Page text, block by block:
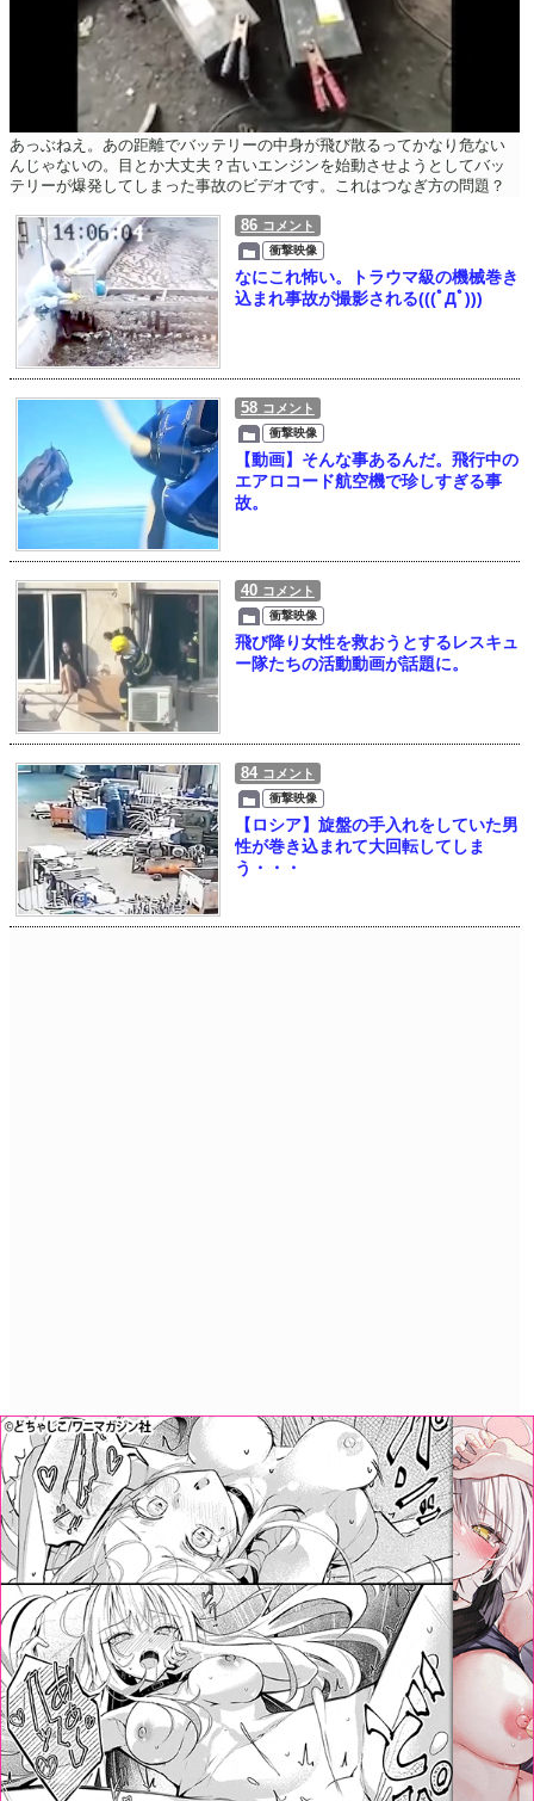
あっぶねえ。あの距離でバッテリーの中身が飛び散るってかなり危ない
んじゃないの。目とか大丈夫？古いエンジンを始動させようとしてバッ
テリーが爆発してしまった事故のビデオです。これはつなぎ方の問題？
86 コメント
衝撃映像
なにこれ怖い。トラウマ級の機械巻き
込まれ事故が撮影される(((ﾟДﾟ)))
58 コメント
衝撃映像
【動画】そんな事あるんだ。飛行中の
エアロコード航空機で珍しすぎる事
故。
40 コメント
衝撃映像
飛び降り女性を救おうとするレスキュ
ー隊たちの活動動画が話題に。
84 コメント
衝撃映像
【ロシア】旋盤の手入れをしていた男
性が巻き込まれて大回転してしま
う・・・